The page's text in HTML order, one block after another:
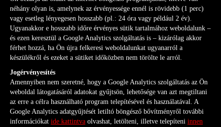
néhány olyan is, amelynek az érvényessége ennél is rövidebb (1 perc)
vagy esetleg lényegesen hosszabb (pl.: 24 óra vagy például 2 év).
Ugyanakkor e hosszabb időre érvényes sütik tartalmához weboldalunk –
és ezen keresztül a Google Analytics szolgáltatás is – kizárólag akkor
férhet hozzá, ha Ön újra felkeresi weboldalunkat ugyanarról a
készülékről és ezeket a sütiket időközben nem törölte le arról.
Jogérvényesítés
Amennyiben nem szeretné, hogy a Google Analytics szolgáltatás az Ön
weboldal látogatásáról adatokat gyűjtsön, lehetősége van azt megtiltani
az erre a célra használható program telepítésével és használatával. A
Google Analytics adatgyűjtését letiltó böngésző bővítményről további
információkat ide kattintva olvashat, letölteni, illetve telepíteni innen